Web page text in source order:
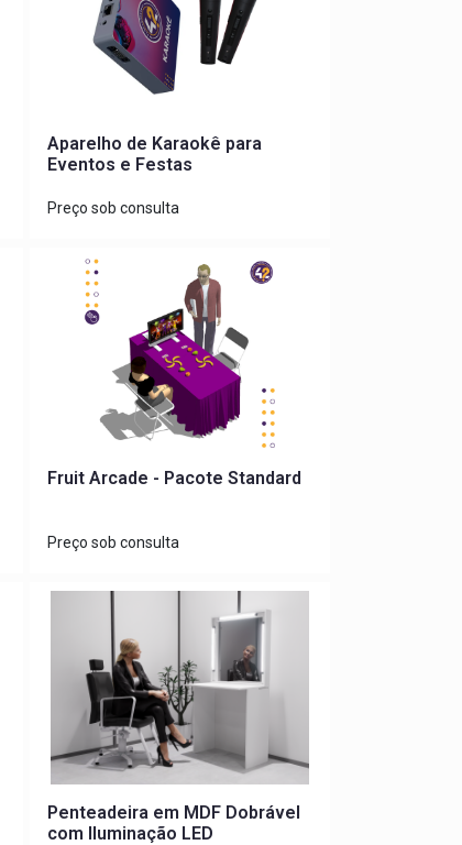
Aparelho de Karaokê para
Eventos e Festas
Preço sob consulta
Fruit Arcade - Pacote Standard
Preço sob consulta
Penteadeira em MDF Dobrável
com Iluminação LED